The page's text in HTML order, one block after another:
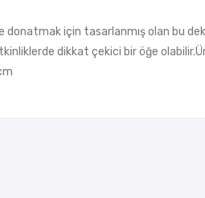
donatmak için tasarlanmış olan
dikkat çekici bir öğe